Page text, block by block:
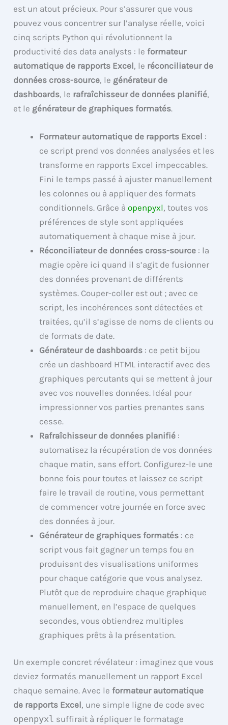
est un atout précieux. Pour s’assurer que vous
pouvez vous concentrer sur l’analyse réelle, voici
cinq scripts Python qui révolutionnent la
productivité des data analysts : le formateur
automatique de rapports Excel, le réconciliateur de
données cross-source, le générateur de
dashboards, le rafraîchisseur de données planifié,
et le générateur de graphiques formatés.
Formateur automatique de rapports Excel :
ce script prend vos données analysées et les
transforme en rapports Excel impeccables.
Fini le temps passé à ajuster manuellement
les colonnes ou à appliquer des formats
conditionnels. Grâce àopenpyxl, toutes vos
préférences de style sont appliquées
automatiquement à chaque mise à jour.
Réconciliateur de données cross-source : la
magie opère ici quand il s’agit de fusionner
des données provenant de différents
systèmes. Couper-coller est out ; avec ce
script, les incohérences sont détectées et
traitées, qu’il s’agisse de noms de clients ou
de formats de date.
Générateur de dashboards : ce petit bijou
crée un dashboard HTML interactif avec des
graphiques percutants qui se mettent à jour
avec vos nouvelles données. Idéal pour
impressionner vos parties prenantes sans
cesse.
Rafraîchisseur de données planifié :
automatisez la récupération de vos données
chaque matin, sans effort. Configurez-le une
bonne fois pour toutes et laissez ce script
faire le travail de routine, vous permettant
de commencer votre journée en force avec
des données à jour.
Générateur de graphiques formatés : ce
script vous fait gagner un temps fou en
produisant des visualisations uniformes
pour chaque catégorie que vous analysez.
Plutôt que de reproduire chaque graphique
manuellement, en l’espace de quelques
secondes, vous obtiendrez multiples
graphiques prêts à la présentation.
Un exemple concret révélateur : imaginez que vous
deviez formatés manuellement un rapport Excel
chaque semaine. Avec le formateur automatique
de rapports Excel, une simple ligne de code avec
openpyxl suffirait à répliquer le formatage